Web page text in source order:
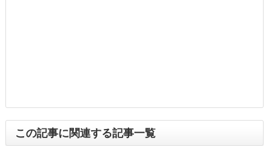
この記事に関連する記事一覧